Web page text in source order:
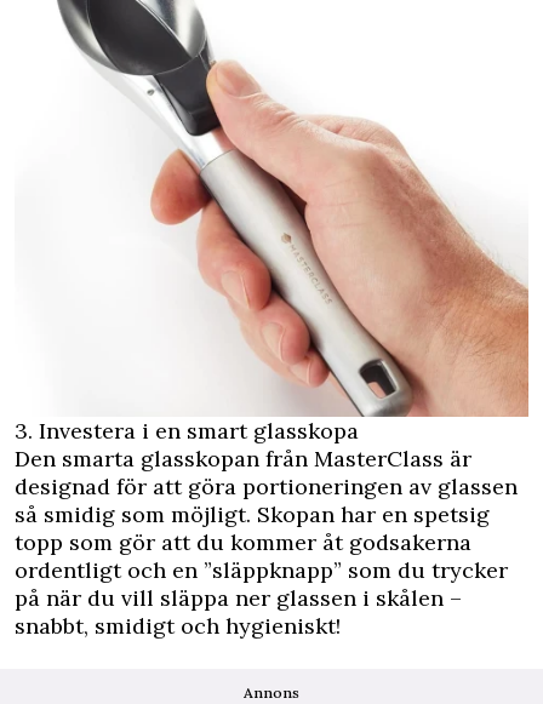
3. Investera i en smart glasskopa
Den smarta glasskopan från MasterClass är
designad för att göra portioneringen av glassen
så smidig som möjligt. Skopan har en spetsig
topp som gör att du kommer åt godsakerna
ordentligt och en ”släppknapp” som du trycker
på när du vill släppa ner glassen i skålen –
snabbt, smidigt och hygieniskt!
Annons